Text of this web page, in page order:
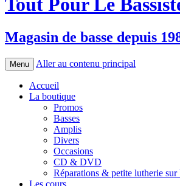
Tout Pour Le
Magasin de basse depuis
Menu Aller au contenu principal
Accueil
La boutique
Promos
Basses
Amplis
Divers
Occasions
CD & DVD
Réparations & petite lutherie sur
Les cours